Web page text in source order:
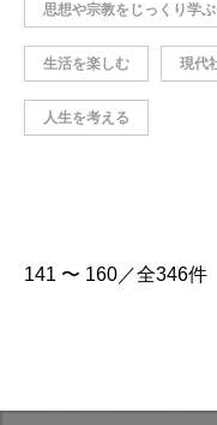
思想や宗教をじっくり学ぶ
生活を楽しむ 現代
人生を考える
141 〜 160／全346件